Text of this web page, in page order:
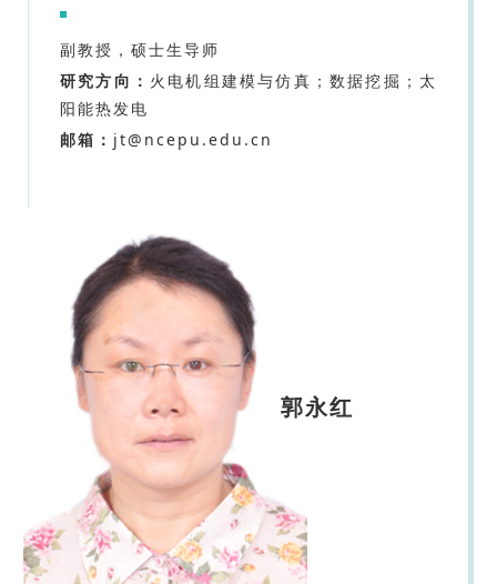
副教授，硕士生导师
研究方向： 火电机组建模与仿真；数据挖掘；太
阳能热发电
邮箱： jt@ncepu.edu.cn
郭永红